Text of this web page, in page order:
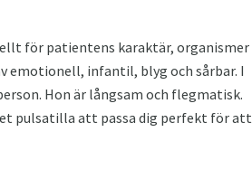
för patientens karaktär, organismer
emotionell, infantil, blyg och sårbar. I
Hon är långsam och flegmatisk.
pulsatilla att passa dig perfekt för att